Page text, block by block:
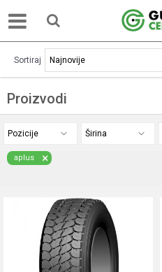
Proizvodi
Sortiraj
Pozicije Širina
aplus